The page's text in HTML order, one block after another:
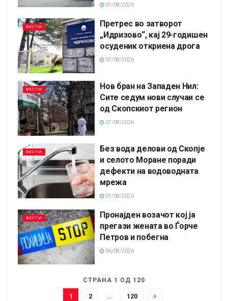
07/08/2026
ВЕСТИ
Претрес во затворот
„Идризово“, кај 29-годишен
осуденик откриена дрога
07/08/2026
ВЕСТИ
Нов бран на Западен Нил:
Сите седум нови случаи се
од Скопскиот регион
07/08/2026
ВЕСТИ
Без вода делови од Скопје
и селото Моране поради
дефекти на водоводната
мрежа
07/08/2026
ВЕСТИ
Пронајден возачот кој ја
прегази жената во Ѓорче
Петров и побегна
06/08/2026
СТРАНА 1 ОД 120
1 2 … 120